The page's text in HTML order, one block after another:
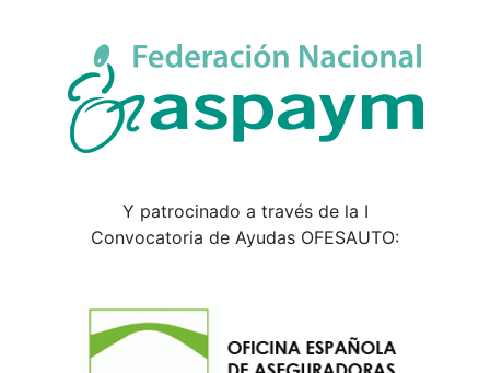
Y patrocinado a través de la I
Convocatoria de Ayudas OFESAUTO: